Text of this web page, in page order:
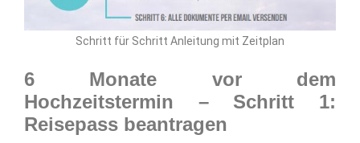
Schritt für Schritt Anleitung mit Zeitplan
6 Monate vor dem
Hochzeitstermin – Schritt 1:
Reisepass beantragen